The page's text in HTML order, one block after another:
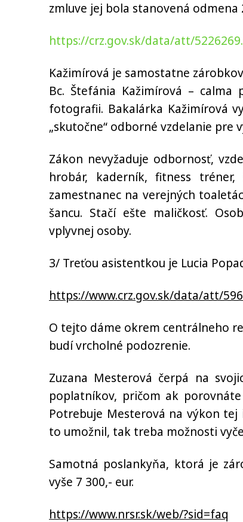
zmluve jej bola stanovená odmena
https://crz.gov.sk/data/att/
Kažimírová je samostatne
Bc. Štefánia Kažimírová –
fotografii. Bakalárka Kažimírová
„skutočne“ odborné vzdelanie pre
Zákon nevyžaduje odbornosť,
hrobár, kaderník, fitness
zamestnanec na verejných
šancu. Stačí ešte maličkosť.
vplyvnej osoby.
3/ Treťou asistentkou je Lucia
https://www.crz.gov.sk/data/att/
O tejto dáme okrem centrálneho
budí vrcholné podozrenie.
Zuzana Mesterová čerpá na
poplatníkov, pričom ak
Potrebuje Mesterová na výkon
to umožnil, tak treba možnosti
Samotná poslankyňa, ktorá je
vyše 7 300,- eur.
https://www.nrsr.sk/web/?sid=faq